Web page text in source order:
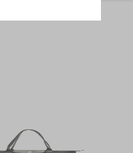
Grande Nylon Botao